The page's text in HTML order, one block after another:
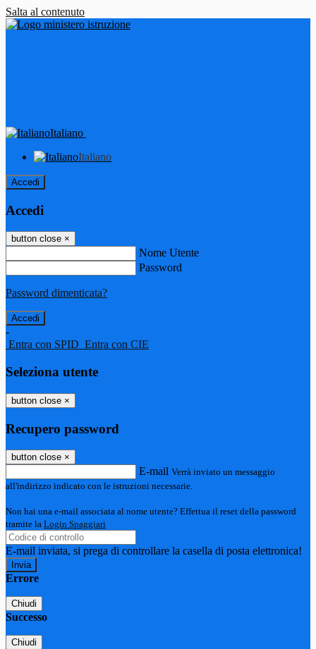
Salta al contenuto
Italiano
Italiano
Accedi
Accedi
button close ×
Nome Utente
Password
Password dimenticata?
-
Entra con SPID Entra con CIE
Seleziona utente
button close ×
Recupero password
button close ×
E-mail Verrà inviato un messaggio
all'indirizzo indicato con le istruzioni necessarie.
Non hai una e-mail associata al nome utente? Effettua il reset della password
tramite la Login Spaggiari
E-mail inviata, si prega di controllare la casella di posta elettronica!
Errore
Chiudi
Successo
Chiudi